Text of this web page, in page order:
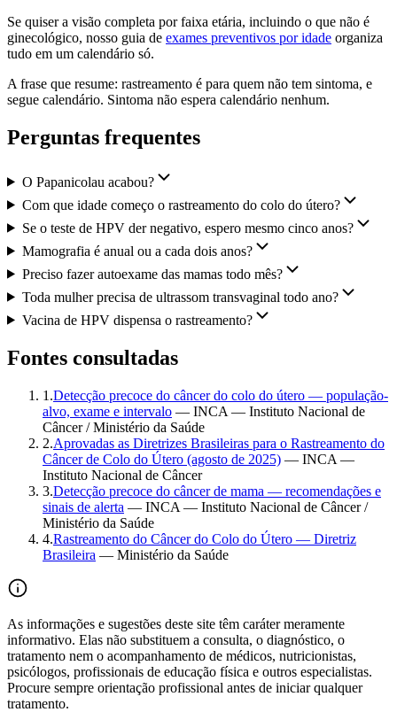
Se quiser a visão completa por faixa etária, incluindo o que não é
ginecológico, nosso guia de exames preventivos por idade organiza
tudo em um calendário só.
A frase que resume: rastreamento é para quem não tem sintoma, e
segue calendário. Sintoma não espera calendário nenhum.
Perguntas frequentes
O Papanicolau acabou?
Com que idade começo o rastreamento do colo do útero?
Se o teste de HPV der negativo, espero mesmo cinco anos?
Mamografia é anual ou a cada dois anos?
Preciso fazer autoexame das mamas todo mês?
Toda mulher precisa de ultrassom transvaginal todo ano?
Vacina de HPV dispensa o rastreamento?
Fontes consultadas
1 .Detecção precoce do câncer do colo do útero — população-
alvo, exame e intervalo — INCA — Instituto Nacional de
Câncer / Ministério da Saúde
2.Aprovadas as Diretrizes Brasileiras para o Rastreamento do
Câncer de Colo do Útero (agosto de 2025) — INCA —
Instituto Nacional de Câncer
3.Detecção precoce do câncer de mama — recomendações e
sinais de alerta — INCA — Instituto Nacional de Câncer /
Ministério da Saúde
4.Rastreamento do Câncer do Colo do Útero — Diretriz
Brasileira — Ministério da Saúde
As informações e sugestões deste site têm caráter meramente
informativo. Elas não substituem a consulta, o diagnóstico, o
tratamento nem o acompanhamento de médicos, nutricionistas,
psicólogos, profissionais de educação física e outros especialistas.
Procure sempre orientação profissional antes de iniciar qualquer
tratamento.